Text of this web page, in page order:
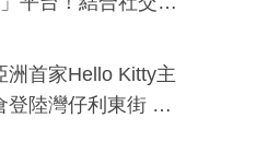
貼地」宣傳短片
洲首家Hello Kitty主
登陸灣仔利東街 推